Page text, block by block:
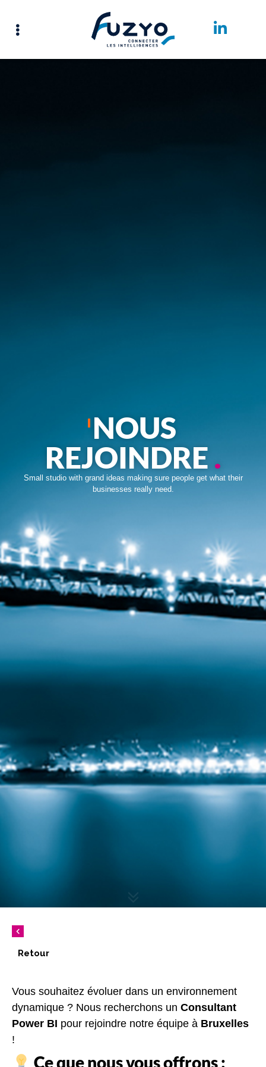
NOUS
REJOINDRE .
Small studio with grand ideas making sure people get what their
businesses really need.
Retour
Vous souhaitez évoluer dans un environnement
dynamique ? Nous recherchons un Consultant
Power BI pour rejoindre notre équipe à Bruxelles
!
Ce que nous vous offrons :